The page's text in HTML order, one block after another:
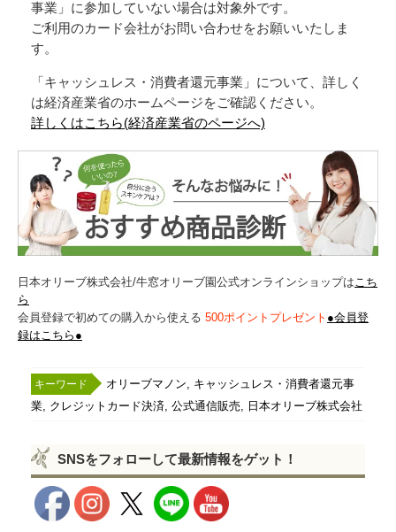
事業」に参加していない場合は対象外です。
ご利用のカード会社がお問い合わせをお願いいたしま
す。
「キャッシュレス・消費者還元事業」について、詳しく
は経済産業省のホームページをご確認ください。
詳しくはこちら(経済産業省のページへ)
日本オリーブ株式会社/牛窓オリーブ園公式オンラインショップは こち
ら
会員登録で初めての購入から使える 500ポイントプレゼント ●会員登
録はこちら●
オリーブマノン
キャッシュレス・消費者還元事
業 クレジットカード決済 公式通信販売 日本オリーブ株式会社
SNSをフォローして最新情報をゲット！